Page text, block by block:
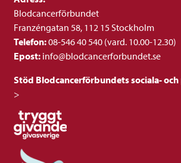
Blodcancerförbundet
Franzéngatan 58, 112 15 Stockholm
Telefon:08-546 40 540 (vard. 10.00-12.30)
Epost: info@blodcancerforbundet.se
Stöd Blodcancerförbundets sociala-
>